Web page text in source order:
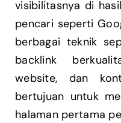
visibilitasnya di
pencari seperti
berbagai teknik
backlink
website, dan
bertujuan untuk
halaman pertama